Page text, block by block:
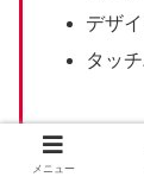
デザ
タッ
季節に最
メニュー